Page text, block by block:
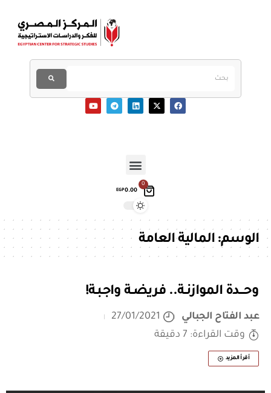
0
EGP0.00
الوسم:المالية العامة
وحــــدة الموازنــة.. فريضــة واجـبـة!
عبد الفتاح الجبالي
27/01/2021
وقت القراءة: 7 دقيقة
أقرأ المزيد